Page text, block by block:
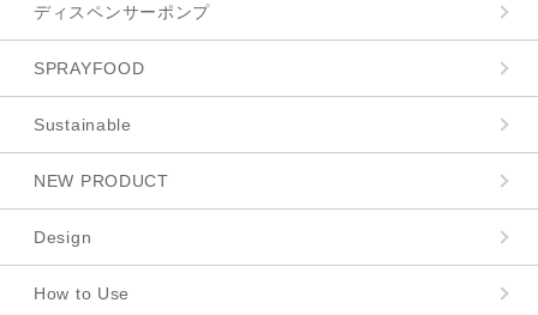
ディスペンサーポンプ
SPRAYFOOD
Sustainable
NEW PRODUCT
Design
How to Use